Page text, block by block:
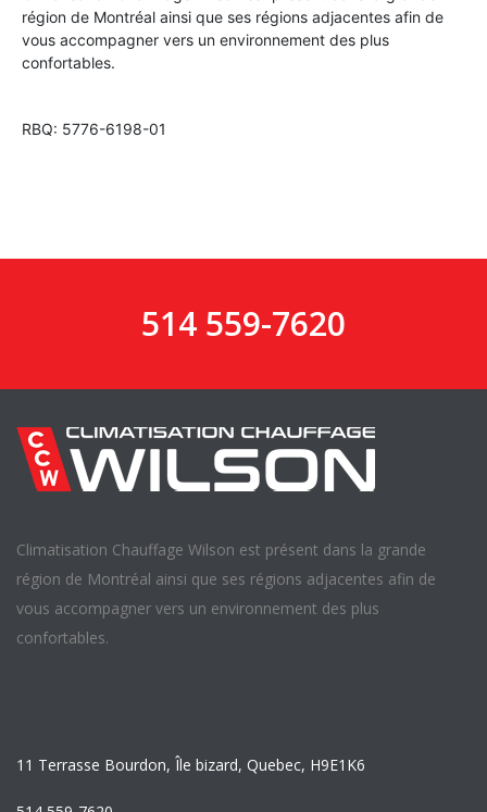
région de Montréal ainsi que ses régions adjacentes afin de
vous accompagner vers un environnement des plus
confortables.
RBQ: 5776-6198-01
514 559-7620
Climatisation Chauffage Wilson est présent dans la grande
région de Montréal ainsi que ses régions adjacentes afin de
vous accompagner vers un environnement des plus
confortables.
11 Terrasse Bourdon, Île bizard, Quebec, H9E1K6